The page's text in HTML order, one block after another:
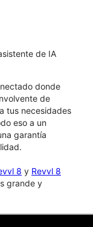
de IA
donde
de
tus necesidades
eso a un
garantía
8 y Revvl 8
grande y